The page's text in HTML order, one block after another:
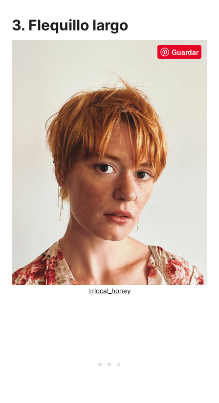
3. Flequillo largo
Guardar
@local_honey